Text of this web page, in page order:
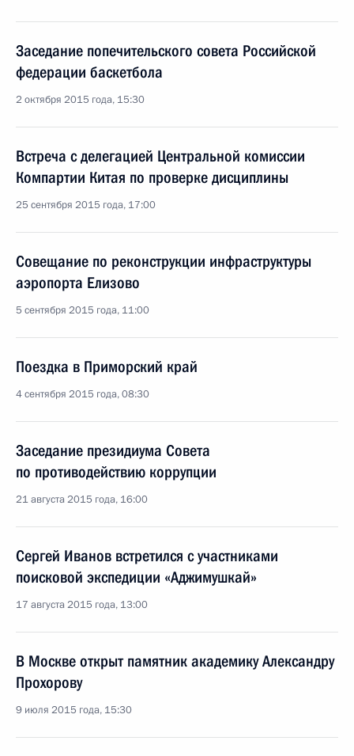
Заседание попечительского совета Российской
федерации баскетбола
2 октября 2015 года, 15:30
Встреча с делегацией Центральной комиссии
Компартии Китая по проверке дисциплины
25 сентября 2015 года, 17:00
Совещание по реконструкции инфраструктуры
аэропорта Елизово
5 сентября 2015 года, 11:00
Поездка в Приморский край
4 сентября 2015 года, 08:30
Заседание президиума Совета
по противодействию коррупции
21 августа 2015 года, 16:00
Сергей Иванов встретился с участниками
поисковой экспедиции «Аджимушкай»
17 августа 2015 года, 13:00
В Москве открыт памятник академику Александру
Прохорову
9 июля 2015 года, 15:30